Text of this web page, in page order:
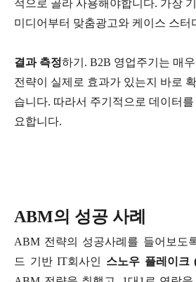
적으로 골라 사용해야합니다. 가장
미디어부터 맞춤광고와 케이스 스터
결과 측정하기. B2B 영업주기는 매
전략이 실제로 효과가 있는지 바로
습니다. 따라서 주기적으로 데이터
요합니다.
ABM의 성공 사례
ABM 전략의 성공사례를 들어보도
드 기반 IT회사인 스노우 플레이크